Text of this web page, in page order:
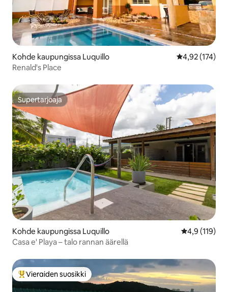
Kohde kaupungissa Luquillo
4,92 (174)
Renald's Place
Supertarjoaja
Supertarjoaja
Kohde kaupungissa Luquillo
4,9 (119)
Casa e' Playa – talo rannan äärellä
Vieraiden suosikkien parhaimmistoa
Vieraiden suosikki